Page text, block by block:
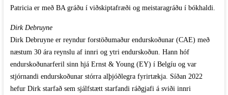
Patricia er með BA gráðu í viðskiptafræði og meistaragráðu í bókhaldi.
Dirk Debruyne
Dirk Debruyne er reyndur forstöðumaður endurskoðunar (CAE) með
næstum 30 ára reynslu af innri og ytri endurskoðun. Hann hóf
endurskoðunarferil sinn hjá Ernst & Young (EY) í Belgíu og var
stjórnandi endurskoðunar stórra alþjóðlegra fyrirtækja. Síðan 2022
hefur Dirk starfað sem sjálfstætt starfandi ráðgjafi á sviði innri